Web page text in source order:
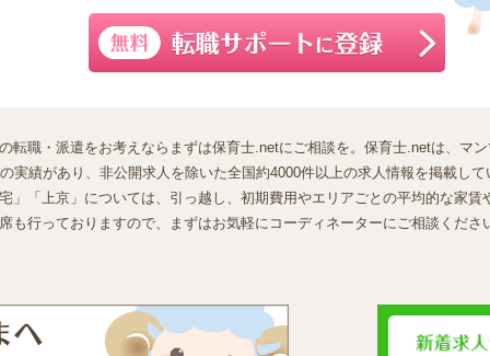
転職・派遣をお考えならまずは保育士.netにご相談を。保育士.netは、マ
実績があり、非公開求人を除いた全国約4000件以上の求人情報を掲載し
」「上京」については、引っ越し、初期費用やエリアごとの平均的な家
も行っておりますので、まずはお気軽にコーディネーターにご相談くださ